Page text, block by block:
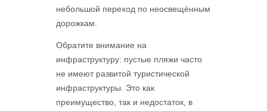
небольшой переход по неосвещённым
дорожкам.
Обратите внимание на
инфраструктуру: пустые пляжи часто
не имеют развитой туристической
инфраструктуры. Это как
преимущество, так и недостаток, в